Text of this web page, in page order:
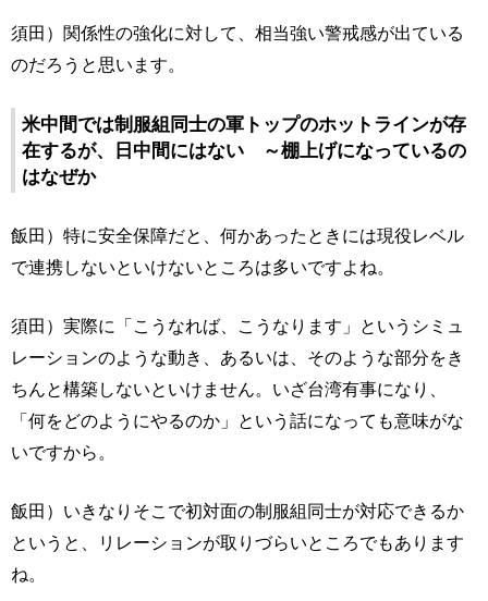
須田）関係性の強化に対して、相当強い警戒感が出ている
のだろうと思います。
米中間では制服組同士の軍トップのホットラインが存
在するが、日中間にはない ～棚上げになっているの
はなぜか
飯田）特に安全保障だと、何かあったときには現役レベル
で連携しないといけないところは多いですよね。
須田）実際に「こうなれば、こうなります」というシミュ
レーションのような動き、あるいは、そのような部分をき
ちんと構築しないといけません。いざ台湾有事になり、
「何をどのようにやるのか」という話になっても意味がな
いですから。
飯田）いきなりそこで初対面の制服組同士が対応できるか
というと、リレーションが取りづらいところでもあります
ね。